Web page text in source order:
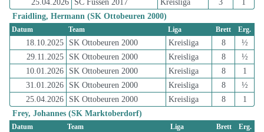
25.04.2026
SC Füssen 2017 Kreisliga 3
1
Fraidling, Hermann (SK Ottobeuren 2000)
Datum Team Liga Brett Erg.
18.10.2025 SK Ottobeuren 2000 Kreisliga 8
½
29.11.2025
SK Ottobeuren 2000 Kreisliga 8
½
10.01.2026
SK Ottobeuren 2000 Kreisliga 8
1
31.01.2026
SK Ottobeuren 2000 Kreisliga 8
½
25.04.2026
SK Ottobeuren 2000 Kreisliga 8
1
Frey, Johannes (SK Marktoberdorf)
Datum Team Liga Brett Erg.